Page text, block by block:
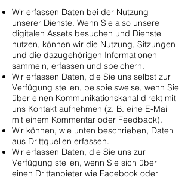
Wir erfassen Daten bei der Nutzung
unserer Dienste. Wenn Sie also unsere
digitalen Assets besuchen und Dienste
nutzen, können wir die Nutzung, Sitzungen
und die dazugehörigen Informationen
sammeln, erfassen und speichern.
Wir erfassen Daten, die Sie uns selbst zur
Verfügung stellen, beispielsweise, wenn Sie
über einen Kommunikationskanal direkt mit
uns Kontakt aufnehmen (z. B. eine E-Mail
mit einem Kommentar oder Feedback).
Wir können, wie unten beschrieben, Daten
aus Drittquellen erfassen.
Wir erfassen Daten, die Sie uns zur
Verfügung stellen, wenn Sie sich über
einen Drittanbieter wie Facebook oder